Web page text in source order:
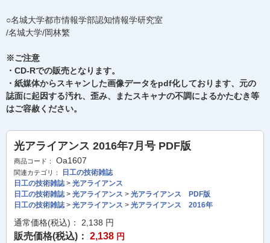
○名城大学都市情報学部認知情報学研究室
/名城大学/岡林繁
※ご注意
・CD-Rでの販売となります。
・紙媒体からスキャンした画像データをpdf化しております、元の
誌面に起因する汚れ、歪み、またスキャナの不調によるかたむき等
はご容赦ください。
光アライアンス 2016年7月号 PDF版
商品コード： Oa1607
関連カテゴリ：
日工の技術雑誌
日工の技術雑誌> 光アライアンス
日工の技術雑誌> 光アライアンス > 光アライアンス PDF版
日工の技術雑誌> 光アライアンス > 光アライアンス 2016年
通常価格(税込)： 2,138 円
販売価格(税込)： 2,138 円